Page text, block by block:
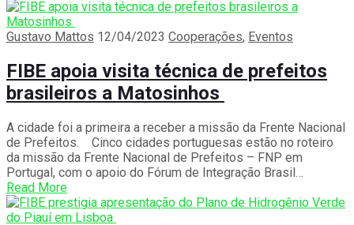
Gustavo Mattos 12/04/2023 Cooperações, Eventos
FIBE apoia visita técnica de prefeitos
brasileiros a Matosinhos
A cidade foi a primeira a receber a missão da Frente Nacional
de Prefeitos. Cinco cidades portuguesas estão no roteiro
da missão da Frente Nacional de Prefeitos – FNP em
Portugal, com o apoio do Fórum de Integração Brasil…
Read More